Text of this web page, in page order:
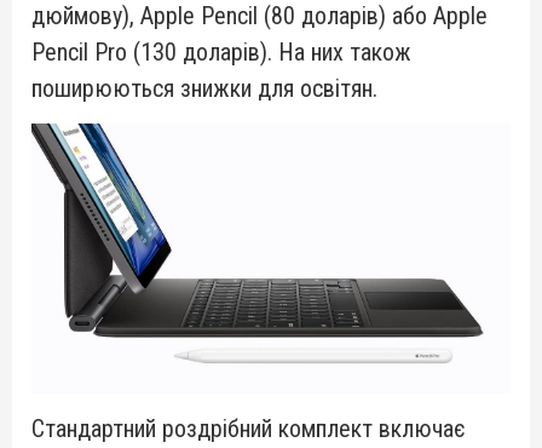
дюймову), Apple Pencil (80 доларів) або Apple
Pencil Pro (130 доларів). На них також
поширюються знижки для освітян.
Стандартний роздрібний комплект включає